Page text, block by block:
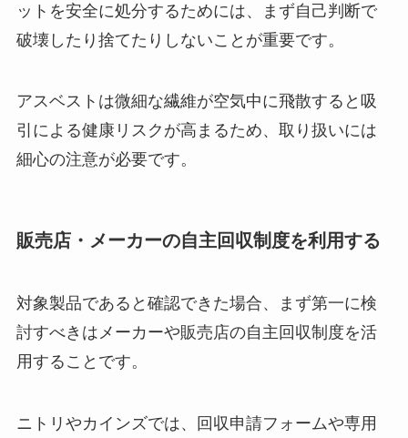
ットを安全に処分するためには、まず自己判断で
破壊したり捨てたりしないことが重要です。
アスベストは微細な繊維が空気中に飛散すると吸
引による健康リスクが高まるため、取り扱いには
細心の注意が必要です。
販売店・メーカーの自主回収制度を利用する
対象製品であると確認できた場合、まず第一に検
討すべきはメーカーや販売店の自主回収制度を活
用することです。
ニトリやカインズでは、回収申請フォームや専用